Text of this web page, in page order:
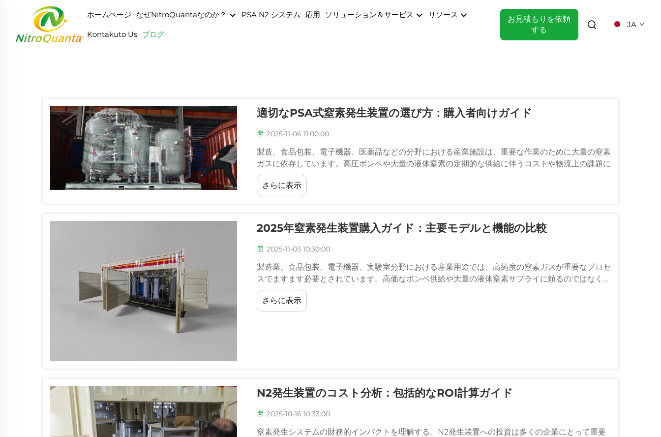
ホームページ なぜNitroQuantaなのか？ PSA N2 システム 応用 ソリューション＆サービス リソース
Kontakuto Us ブログ
お見積もりを依頼
する
JA
適切なPSA式窒素発生装置の選び方：購入者向けガイド
2025-11-06 11:00:00
製造、食品包装、電子機器、医薬品などの分野における産業施設は、重要な作業のために大量の窒素
ガスに依存しています。高圧ボンベや大量の液体窒素の定期的な供給に伴うコストや物流上の課題に
対処する代わりに…
さらに表示
2025年窒素発生装置購入ガイド：主要モデルと機能の比較
2025-11-03 10:30:00
製造業、食品包装、電子機器、実験室分野における産業用途では、高純度の窒素ガスが重要なプロセ
スでますます必要とされています。高価なボンベ供給や大量の液体窒素サプライに頼るのではなく…
さらに表示
N2発生装置のコスト分析：包括的なROI計算ガイド
2025-10-16 10:33:00
窒素発生システムの財務的インパクトを理解する。N2発生装置への投資は多くの企業にとって重要